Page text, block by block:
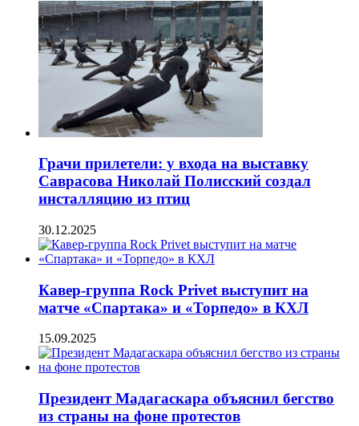
Грачи прилетели: у входа на выставку
Саврасова Николай Полисский создал
инсталляцию из птиц
30.12.2025
Кавер-группа Rock Privet выступит на
матче «Спартака» и «Торпедо» в КХЛ
15.09.2025
Президент Мадагаскара объяснил бегство
из страны на фоне протестов